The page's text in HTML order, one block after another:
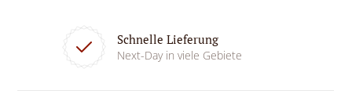
Schnelle Lieferung
Next-Day in viele Gebiete